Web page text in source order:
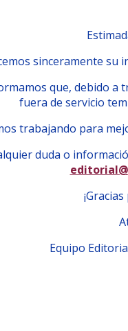
sinceramente su
que, debido a
fuera de servicio
trabajando para
duda o
Equipo